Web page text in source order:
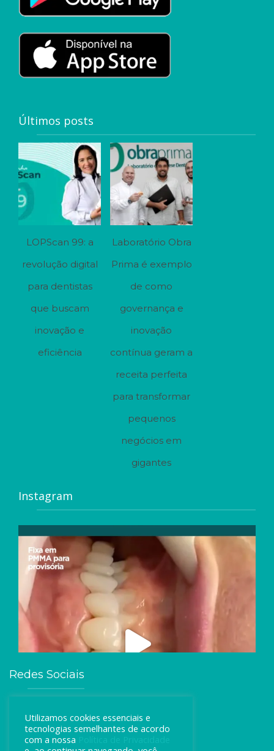
Últimos posts
LOPScan 99: a
revolução digital
para dentistas
que buscam
inovação e
eficiência
Laboratório Obra
Prima é exemplo
de como
governança e
inovação
contínua geram a
receita perfeita
para transformar
pequenos
negócios em
gigantes
Instagram
Redes Sociais
Utilizamos cookies essenciais e
tecnologias semelhantes de acordo
com a nossa